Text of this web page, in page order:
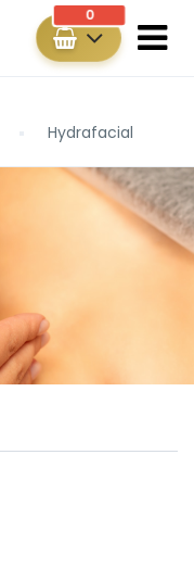
0
Hydrafacial